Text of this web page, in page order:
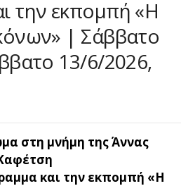
την εκπομπή «Η
| Σάββατο
13/6/2026,
στη μνήμη της Άννας
και την εκπομπή «Η